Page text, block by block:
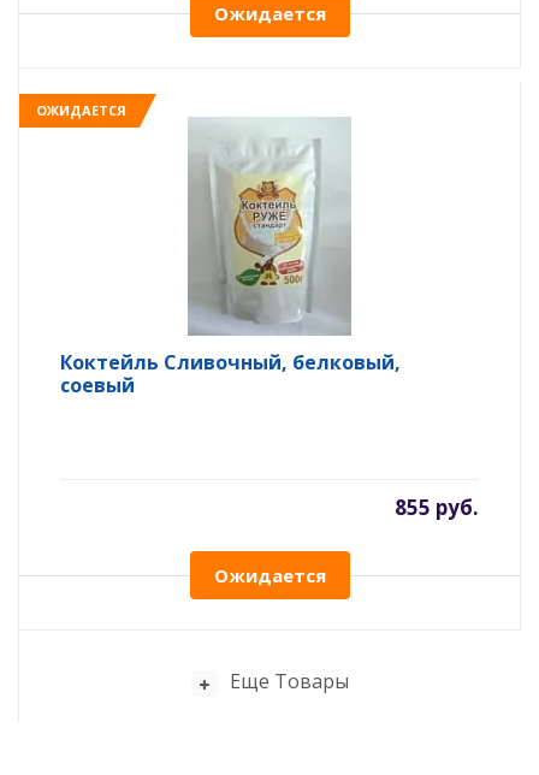
Ожидается
ОЖИДАЕТСЯ
Коктейль Сливочный, белковый,
соевый
855 руб.
Ожидается
Еще Товары